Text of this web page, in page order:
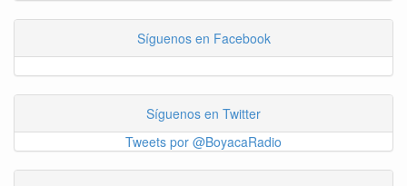
Síguenos en Facebook
Síguenos en Twitter
Tweets por @BoyacaRadio